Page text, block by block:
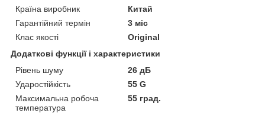
Країна виробник
Китай
Гарантійний термін
3 міс
Клас якості
Original
Додаткові функції і характеристики
Рівень шуму
26 дБ
Ударостійкість
55 G
Максимальна робоча
температура
55 град.